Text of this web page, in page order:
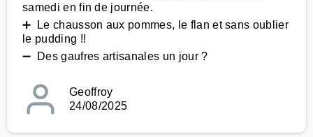
samedi en fin de journée.
➕ Le chausson aux pommes, le flan et sans oublier
le pudding !!
➖ Des gaufres artisanales un jour ?
Geoffroy
24/08/2025